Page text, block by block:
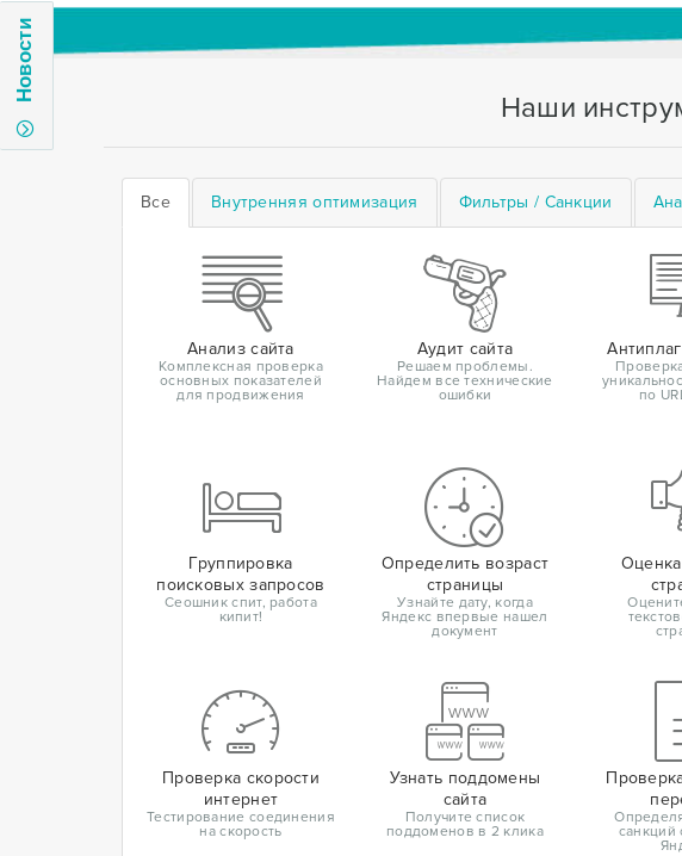
Новости Наши
Все Внутренняя оптимизация Фильтры / Санкции
Анализ сайта
Комплексная проверка
основных показателей
для продвижения
Аудит сайта
Решаем проблемы.
Найдем все технические
ошибки
по
Группировка
поисковых запросов
Сеошник спит, работа
кипит!
Определить возраст
страницы
Узнайте дату, когда
Яндекс впервые нашел
документ
Проверка скорости
интернет
Тестирование соединения
на скорость
Узнать поддомены
сайта
Получите список
поддоменов в 2 клика
санкций